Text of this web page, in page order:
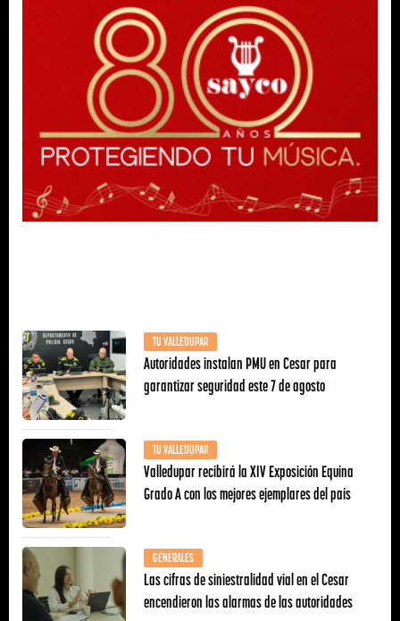
TU VALLEDUPAR
Autoridades instalan PMU en Cesar para
garantizar seguridad este 7 de agosto
TU VALLEDUPAR
Valledupar recibirá la XIV Exposición Equina
Grado A con los mejores ejemplares del país
GENERALES
Las cifras de siniestralidad vial en el Cesar
encendieron las alarmas de las autoridades